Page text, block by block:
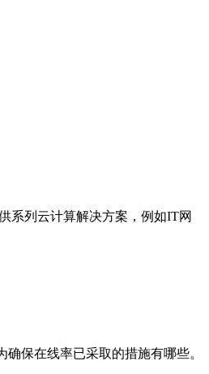
系列云计算解决方案，例如IT网
保在线率已采取的措施有哪些。